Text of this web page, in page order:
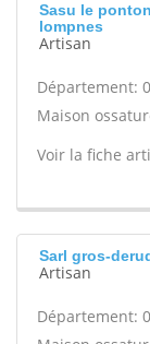
Sasu le
lompnes
Artisan
Département:
Maison
Voir la fiche
Sarl gros-
Artisan
Département: